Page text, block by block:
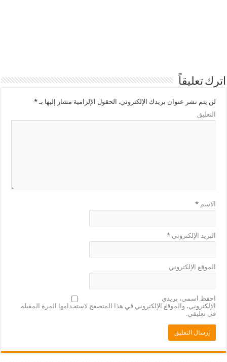
اترك تعليقاً
لن يتم نشر عنوان بريدك الإلكتروني. الحقول الإلزامية مشار إليها بـ*
التعليق
الاسم*
البريد الإلكتروني*
الموقع الإلكتروني
احفظ اسمي، بريدي
الإلكتروني، والموقع الإلكتروني في هذا المتصفح لاستخدامها المرة المقبلة
في تعليقي.